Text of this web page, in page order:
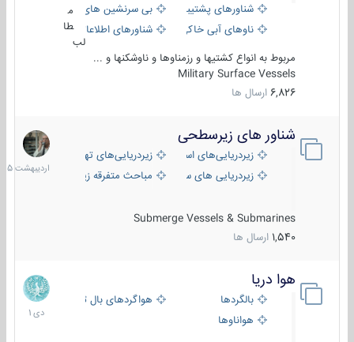
شناورهای پشتیبانی
بی سرنشین های دریایی
ناوهای آبی خاکی و نیروبرشناورهای اطلاعاتی و جاسوسی
طا
لب
مربوط به انواع کشتیها و رزمناوها و ناوشکنها و ...
Military Surface Vessels
6,826 ارسال ها
شناور های زیرسطحی
زیردریایی‌های استراتژیکزیردریایی‌های تهاجمی
زیردریایی های سبک
مباحث متفرقه زیرسطحی
Submerge Vessels & Submarines
1,540 ارسال ها
31
1405
هوا دریا
بالگردها
هواگردهای بال ثابت
هواناوها
12
دی
1401